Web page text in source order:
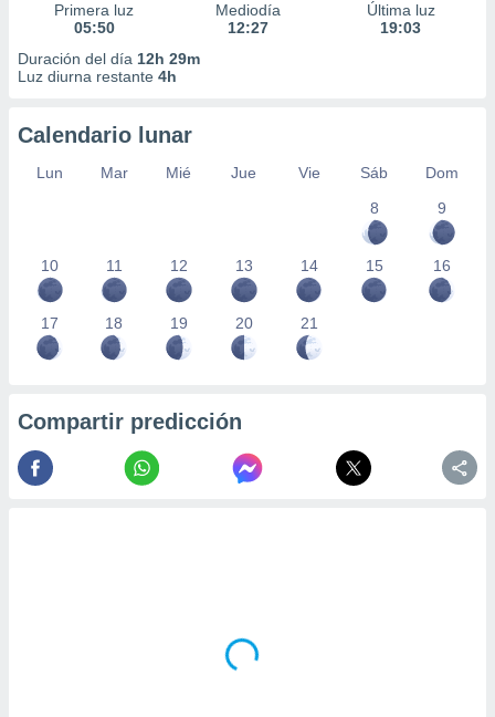
Primera luz
05:50
Mediodía
12:27
Última luz
19:03
Duración del día 12h 29m
Luz diurna restante 4h
Calendario lunar
Lun Mar Mié Jue Vie Sáb
Dom
8
9
10 11 12 13 14 15 16
17 18 19 20 21
Compartir predicción